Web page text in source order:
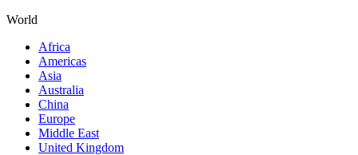
World
Africa
Americas
Asia
Australia
China
Europe
Middle East
United Kingdom